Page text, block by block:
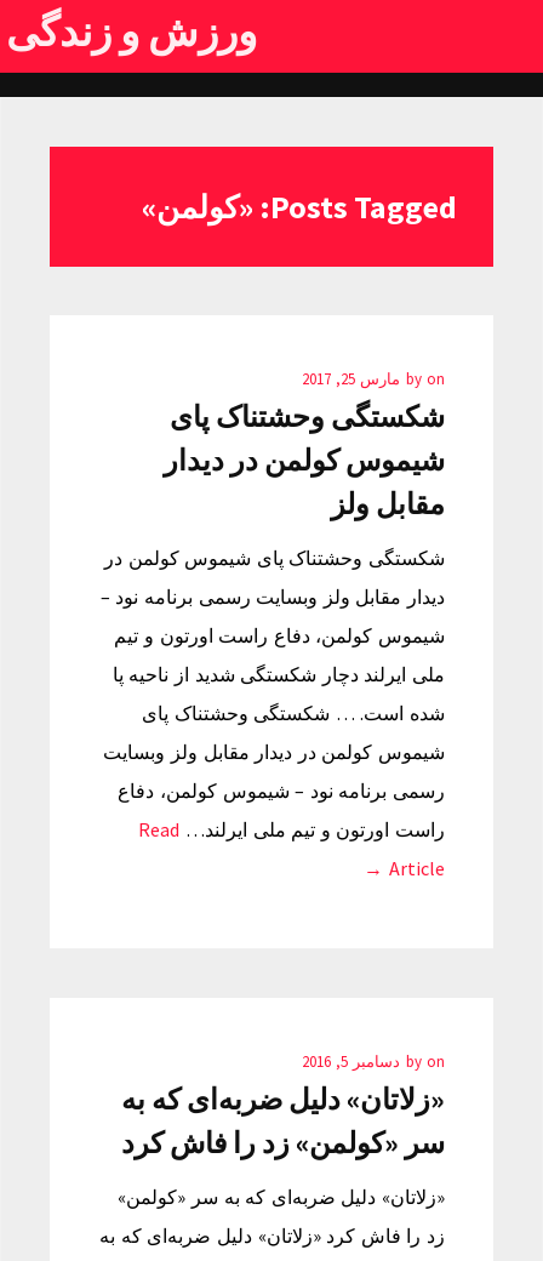
ورزش و زندگی
Posts Tagged: «کولمن»
by on مارس 25, 2017
شکستگی وحشتناک پای
شیموس کولمن در دیدار
مقابل ولز
شکستگی وحشتناک پای شیموس کولمن در
دیدار مقابل ولز وبسایت رسمی برنامه نود –
شیموس کولمن، دفاع راست اورتون و تیم
ملی ایرلند دچار شکستگی شدید از ناحیه پا
شده است. … شکستگی وحشتناک پای
شیموس کولمن در دیدار مقابل ولز وبسایت
رسمی برنامه نود – شیموس کولمن، دفاع
راست اورتون و تیم ملی ایرلند… Read
Article →
by on دسامبر 5, 2016
«زلاتان» دلیل ضربه‌ای که به
سر «کولمن» زد را فاش کرد
«زلاتان» دلیل ضربه‌ای که به سر «کولمن»
زد را فاش کرد «زلاتان» دلیل ضربه‌ای که به